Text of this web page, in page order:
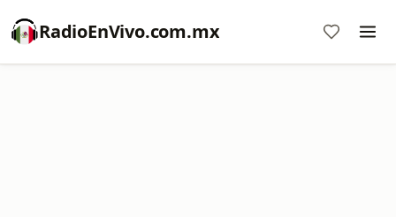
RadioEnVivo.com.mx